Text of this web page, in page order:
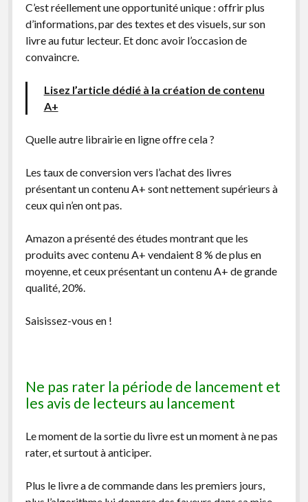
C’est réellement une opportunité unique : offrir plus
d’informations, par des textes et des visuels, sur son
livre au futur lecteur. Et donc avoir l’occasion de
convaincre.
Lisez l’article dédié à la création de contenu
A+
Quelle autre librairie en ligne offre cela ?
Les taux de conversion vers l’achat des livres
présentant un contenu A+ sont nettement supérieurs à
ceux qui n’en ont pas.
Amazon a présenté des études montrant que les
produits avec contenu A+ vendaient 8 % de plus en
moyenne, et ceux présentant un contenu A+ de grande
qualité, 20%.
Saisissez-vous en !
Ne pas rater la période de lancement et
les avis de lecteurs au lancement
Le moment de la sortie du livre est un moment à ne pas
rater, et surtout à anticiper.
Plus le livre a de commande dans les premiers jours,